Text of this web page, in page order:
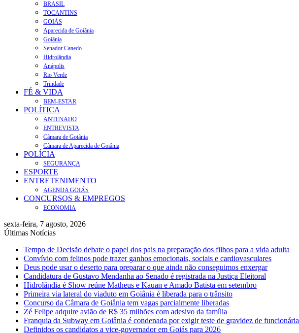
BRASIL
TOCANTINS
GOIÁS
Aparecida de Goiânia
Goiânia
Senador Canedo
Hidrolândia
Anápolis
Rio Verde
Trindade
FÉ & VIDA
BEM-ESTAR
POLÍTICA
ANTENADO
ENTREVISTA
Câmara de Goiânia
Câmara de Aparecida de Goiânia
POLÍCIA
SEGURANÇA
ESPORTE
ENTRETENIMENTO
AGENDA GOIÁS
CONCURSOS & EMPREGOS
ECONOMIA
sexta-feira, 7 agosto, 2026
Últimas Notícias
Tempo de Decisão debate o papel dos pais na preparação dos filhos para a vida adulta
Convívio com felinos pode trazer ganhos emocionais, sociais e cardiovasculares
Deus pode usar o deserto para preparar o que ainda não conseguimos enxergar
Candidatura de Gustavo Mendanha ao Senado é registrada na Justiça Eleitoral
Hidrolândia é Show reúne Matheus e Kauan e Amado Batista em setembro
Primeira via lateral do viaduto em Goiânia é liberada para o trânsito
Concurso da Câmara de Goiânia tem vagas parcialmente liberadas
Zé Felipe adquire avião de R$ 35 milhões com adesivo da família
Franquia da Subway em Goiânia é condenada por exigir teste de gravidez de funcionária
Definidos os candidatos a vice-governador em Goiás para 2026